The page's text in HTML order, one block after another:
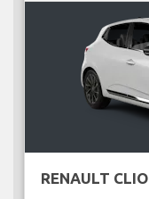
RENAULT CLIO